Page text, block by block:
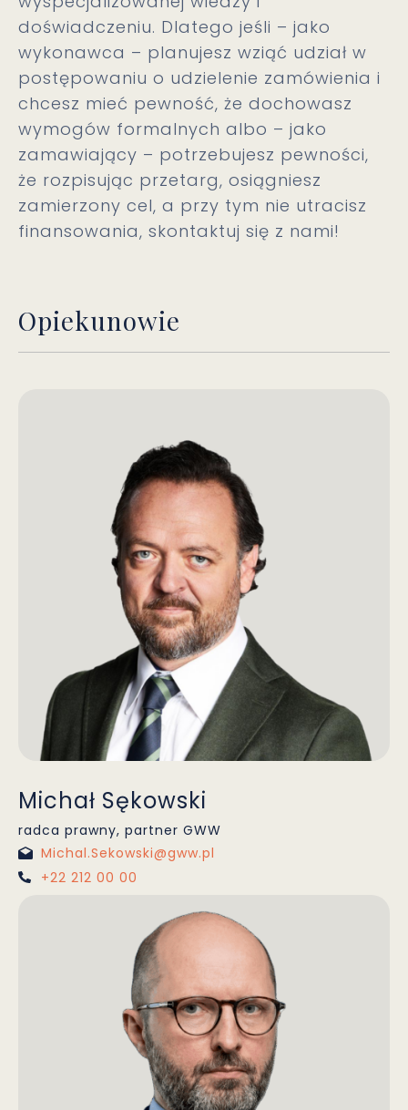
doświadczeniu. Dlatego jeśli – jako
wykonawca – planujesz wziąć udział w
postępowaniu o udzielenie zamówienia i
chcesz mieć pewność, że dochowasz
wymogów formalnych albo – jako
zamawiający – potrzebujesz pewności,
że rozpisując przetarg, osiągniesz
zamierzony cel, a przy tym nie utracisz
finansowania, skontaktuj się z nami!
Opiekunowie
Michał Sękowski
radca prawny, partner GWW
Michal.Sekowski@gww.pl
+22 212 00 00